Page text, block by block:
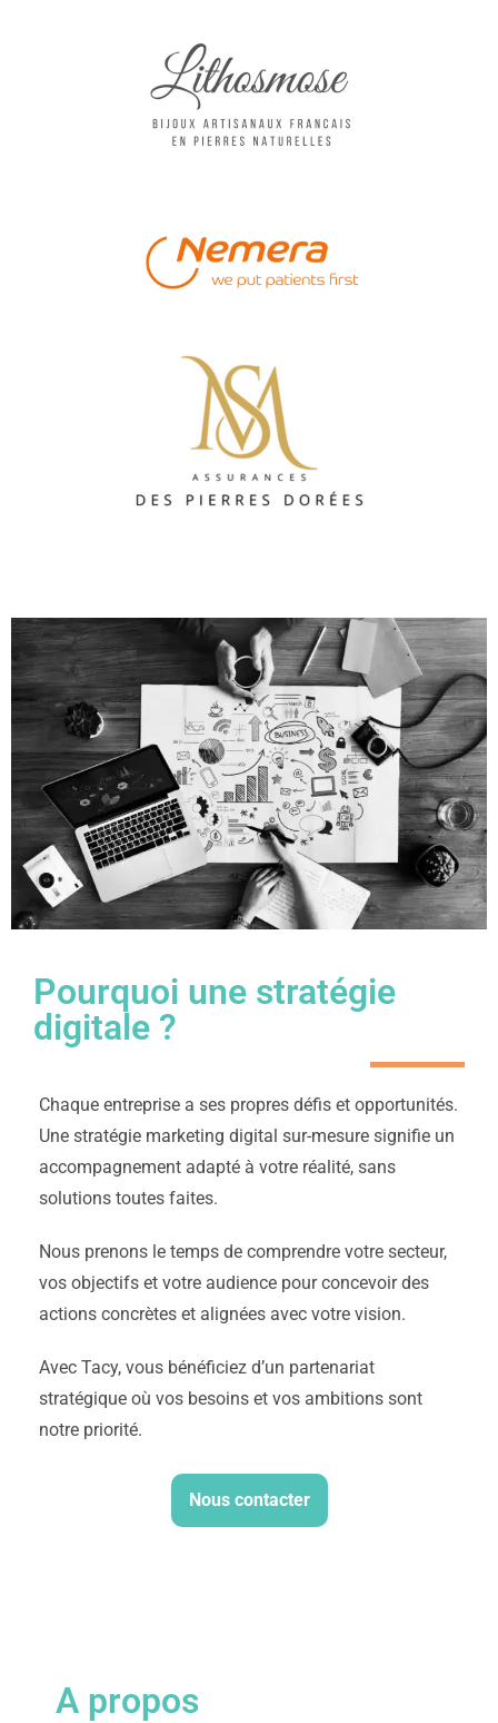
Pourquoi une stratégie
digitale ?
Chaque entreprise a ses propres défis et opportunités.
Une stratégie marketing digital sur-mesure signifie un
accompagnement adapté à votre réalité, sans
solutions toutes faites.
Nous prenons le temps de comprendre votre secteur,
vos objectifs et votre audience pour concevoir des
actions concrètes et alignées avec votre vision.
Avec Tacy, vous bénéficiez d’un partenariat
stratégique où vos besoins et vos ambitions sont
notre priorité.
Nous contacter
A propos